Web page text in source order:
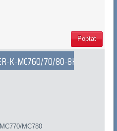
Poptat
K-MC760/70/80-8K
MC780